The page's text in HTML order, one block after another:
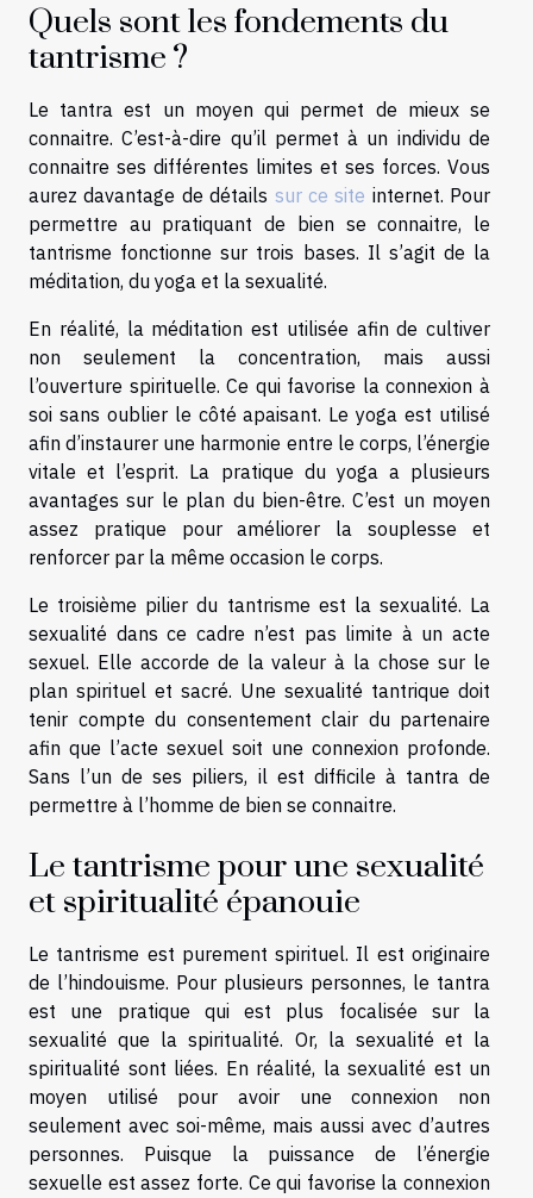
Quels sont les fondements du
tantrisme ?
Le tantra est un moyen qui permet de mieux se
connaitre. C’est-à-dire qu’il permet à un individu de
connaitre ses différentes limites et ses forces. Vous
aurez davantage de détails sur ce site internet. Pour
permettre au pratiquant de bien se connaitre, le
tantrisme fonctionne sur trois bases. Il s’agit de la
méditation, du yoga et la sexualité.
En réalité, la méditation est utilisée afin de cultiver
non seulement la concentration, mais aussi
l’ouverture spirituelle. Ce qui favorise la connexion à
soi sans oublier le côté apaisant. Le yoga est utilisé
afin d’instaurer une harmonie entre le corps, l’énergie
vitale et l’esprit. La pratique du yoga a plusieurs
avantages sur le plan du bien-être. C’est un moyen
assez pratique pour améliorer la souplesse et
renforcer par la même occasion le corps.
Le troisième pilier du tantrisme est la sexualité. La
sexualité dans ce cadre n’est pas limite à un acte
sexuel. Elle accorde de la valeur à la chose sur le
plan spirituel et sacré. Une sexualité tantrique doit
tenir compte du consentement clair du partenaire
afin que l’acte sexuel soit une connexion profonde.
Sans l’un de ses piliers, il est difficile à tantra de
permettre à l’homme de bien se connaitre.
Le tantrisme pour une sexualité
et spiritualité épanouie
Le tantrisme est purement spirituel. Il est originaire
de l’hindouisme. Pour plusieurs personnes, le tantra
est une pratique qui est plus focalisée sur la
sexualité que la spiritualité. Or, la sexualité et la
spiritualité sont liées. En réalité, la sexualité est un
moyen utilisé pour avoir une connexion non
seulement avec soi-même, mais aussi avec d’autres
personnes. Puisque la puissance de l’énergie
sexuelle est assez forte. Ce qui favorise la connexion